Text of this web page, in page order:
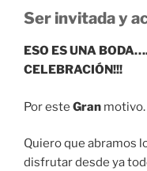
Ser invitada y
ESO ES UNA
CELEBRACIÓN!!!
Por este Gran motivo.
Quiero que abramos
disfrutar desde ya